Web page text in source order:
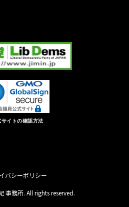
サイトの確認方法
バシーポリシー
事務所. All rights reserved.